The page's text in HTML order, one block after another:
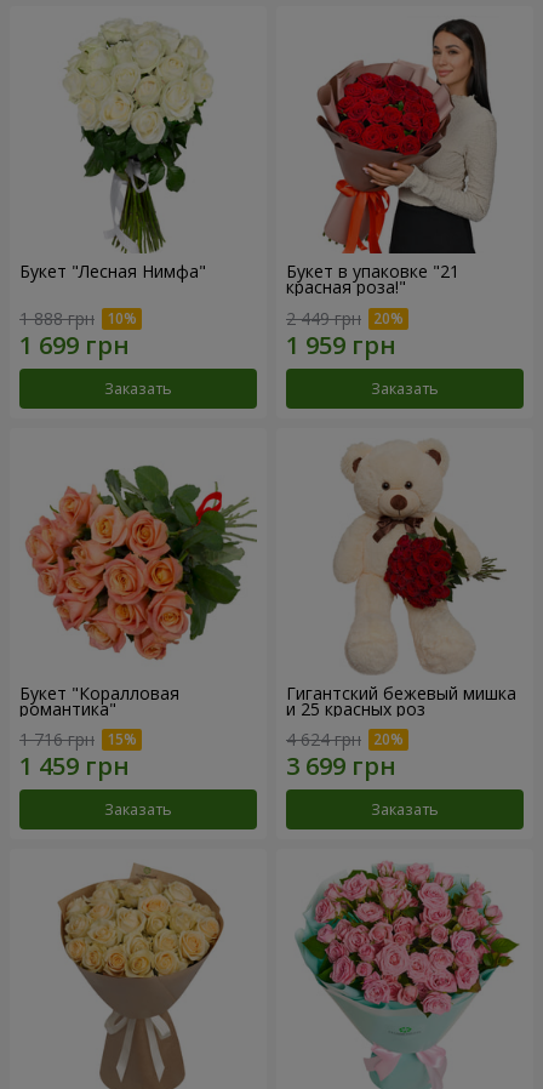
Букет "Лесная Нимфа"
1 888 грн
Заказать
Букет в упаковке "21
красная роза!"
2 449 грн
Заказать
Букет "Коралловая
романтика"
1 716 грн
Заказать
Гигантский бежевый мишка
и 25 красных роз
4 624 грн
Заказать